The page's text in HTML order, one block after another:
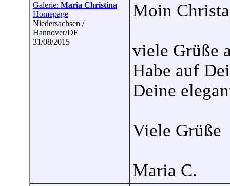
Galerie: Maria Christina
Homepage
Niedersachsen /
Hannover/DE
31/08/2015
Moin
viele Grüße
Habe auf
Deine
Viele Grüße
Maria C.